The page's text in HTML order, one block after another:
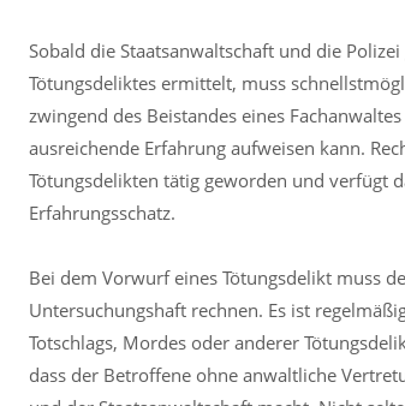
Sobald die Staatsanwaltschaft und die
Tötungsdeliktes ermittelt, muss
zwingend des Beistandes eines
ausreichende Erfahrung aufweisen kann.
Tötungsdelikten tätig geworden und verfügt
Erfahrungsschatz.
Bei dem Vorwurf eines Tötungsdelikt muss
Untersuchungshaft rechnen. Es ist
Totschlags, Mordes oder anderer
dass der Betroffene ohne anwaltliche